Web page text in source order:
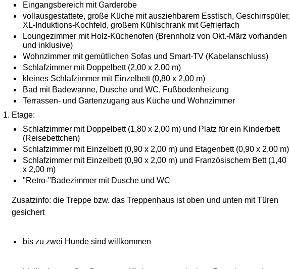
Eingangsbereich mit Garderobe
vollausgestattete, große Küche mit ausziehbarem Esstisch, Geschirrspüler,
XL-Induktions-Kochfeld, großem Kühlschrank mit Gefrierfach
Loungezimmer mit Holz-Küchenofen (Brennholz von Okt.-März vorhanden
und inklusive)
Wohnzimmer mit gemütlichen Sofas und Smart-TV (Kabelanschluss)
Schlafzimmer mit Doppelbett (2,00 x 2,00 m)
kleines Schlafzimmer mit Einzelbett (0,80 x 2,00 m)
Bad mit Badewanne, Dusche und WC, Fußbodenheizung
Terrassen- und Gartenzugang aus Küche und Wohnzimmer
Etage:
Schlafzimmer mit Doppelbett (1,80 x 2,00 m) und Platz für ein Kinderbett
(Reisebettchen)
Schlafzimmer mit Einzelbett (0,90 x 2,00 m) und Etagenbett (0,90 x 2,00 m)
Schlafzimmer mit Einzelbett (0,90 x 2,00 m) und Französischem Bett (1,40
x 2,00 m)
"Retro-"Badezimmer mit Dusche und WC
Zusatzinfo: die Treppe bzw. das Treppenhaus ist oben und unten mit Türen
gesichert
bis zu zwei Hunde sind willkommen